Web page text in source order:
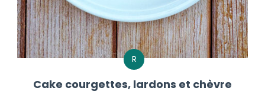
R
Cake courgettes, lardons et chèvre